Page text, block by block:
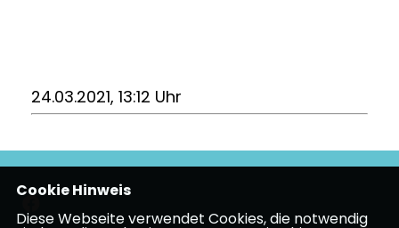
24.03.2021, 13:12 Uhr
Cookie Hinweis
Diese Webseite verwendet Cookies, die notwendig